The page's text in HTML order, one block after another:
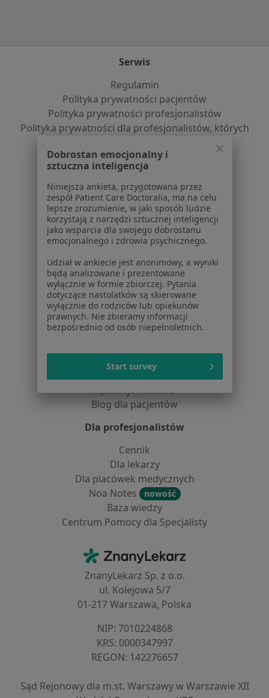
Serwis
Regulamin
Polityka prywatności pacjentów
Polityka prywatności profesjonalistów
Polityka prywatności dla profesjonalistów, których
Polityka cookies
Jak działają wyniki wyszukiwania
Dostępność
O nas
Praca Rekrutujemy!
Partnerzy
Centrum prasowe
Kontakt
Dla pacjentów
Lekarze
Placówki medyczne
Pytania i odpowiedzi
Choroby
Aplikacje mobilne
Blog dla pacjentów
Dla profesjonalistów
Cennik
Dla lekarzy
Dla placówek medycznych
Noa Notes
nowość
Baza wiedzy
Centrum Pomocy dla Specjalisty
ZnanyLekarz - Strona główna
ZnanyLekarz Sp. z o.o.
ul. Kolejowa 5/7
01-217 Warszawa, Polska
NIP: ⁠7010224868
KRS: ⁠0000347997
REGON: ⁠142276657
Sąd Rejonowy dla m.st. Warszawy w Warszawie XII
Dobrostan emocjonalny i
sztuczna inteligencja
Niniejsza ankieta, przygotowana przez
zespół Patient Care Doctoralia, ma na celu
lepsze zrozumienie, w jaki sposób ludzie
korzystają z narzędzi sztucznej inteligencji
jako wsparcia dla swojego dobrostanu
emocjonalnego i zdrowia psychicznego.
Udział w ankiecie jest anonimowy, a wyniki
będą analizowane i prezentowane
wyłącznie w formie zbiorczej. Pytania
dotyczące nastolatków są skierowane
wyłącznie do rodziców lub opiekunów
prawnych. Nie zbieramy informacji
bezpośrednio od osób niepełnoletnich.
Start survey